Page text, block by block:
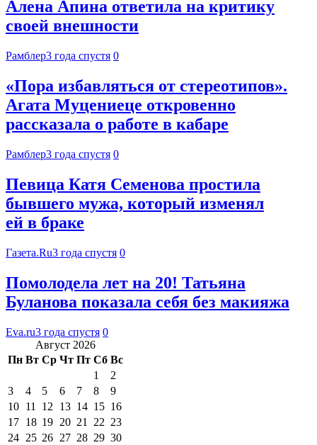
Алена Апина ответила на критику
своей внешности
Рамблер3 года спустя 0
«Пора избавляться от стереотипов».
Агата Муцениеце откровенно
рассказала о работе в кабаре
Рамблер3 года спустя 0
Певица Катя Семенова простила
бывшего мужа, который изменял
ей в браке
Газета.Ru3 года спустя 0
Помолодела лет на 20! Татьяна
Буланова показала себя без макияжа
Eva.ru3 года спустя 0
Август 2026
Пн Вт Ср Чт Пт Сб Вс
1
2
3
4 5 6 7 8
9
10 11 12 13 14 15 16
17 18 19 20 21 22 23
24 25 26 27 28 29 30